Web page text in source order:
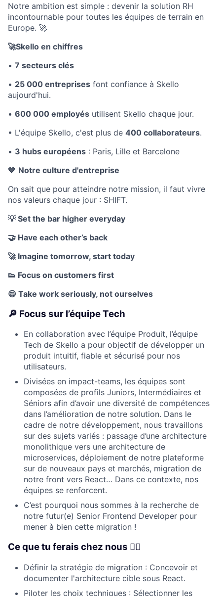
Notre ambition est simple : devenir la solution RH
incontournable pour toutes les équipes de terrain en
Europe. 🚀
🚀Skello en chiffres
• 7 secteurs clés
• 25 000 entreprises font confiance à Skello
aujourd'hui.
• 600 000 employés utilisent Skello chaque jour.
• L'équipe Skello, c'est plus de 400 collaborateurs.
• 3 hubs européens : Paris, Lille et Barcelone
💙 Notre culture d'entreprise
On sait que pour atteindre notre mission, il faut vivre
nos valeurs chaque jour : SHIFT.
💡Set the bar higher everyday
🤝 Have each other’s back
🚀Imagine tomorrow, start today
👟 Focus on customers first
😄 Take work seriously, not ourselves
🔎 Focus sur l’équipe Tech
En collaboration avec l’équipe Produit, l’équipe
Tech de Skello a pour objectif de développer un
produit intuitif, fiable et sécurisé pour nos
utilisateurs.
Divisées en impact-teams, les équipes sont
composées de profils Juniors, Intermédiaires et
Séniors afin d’avoir une diversité de compétences
dans l’amélioration de notre solution. Dans le
cadre de notre développement, nous travaillons
sur des sujets variés : passage d’une architecture
monolithique vers une architecture de
microservices, déploiement de notre plateforme
sur de nouveaux pays et marchés, migration de
notre front vers React… Dans ce contexte, nos
équipes se renforcent.
C’est pourquoi nous sommes à la recherche de
notre futur(e) Senior Frontend Developer pour
mener à bien cette migration !
Ce que tu ferais chez nous 👇🏼
Définir la stratégie de migration : Concevoir et
documenter l'architecture cible sous React.
Piloter les choix techniques : Sélectionner les